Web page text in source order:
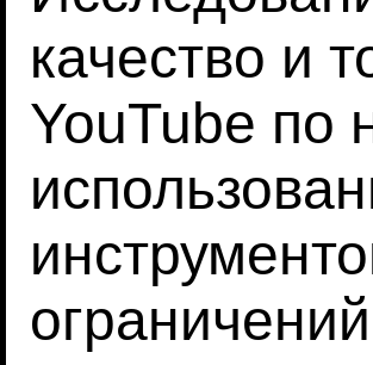
качество и
YouTube по